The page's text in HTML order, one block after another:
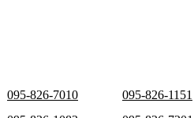
095-826-7010
095-826-1151